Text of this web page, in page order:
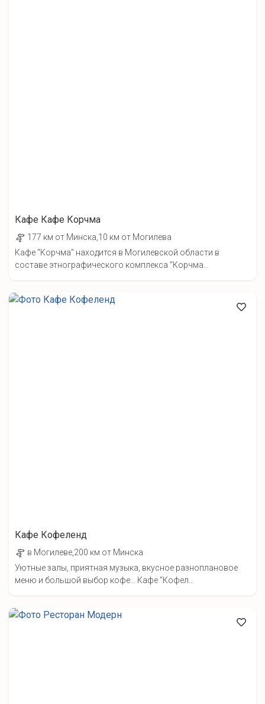
Кафе Кафе Корчма
177 км от Минска,10 км от Могилева
Кафе "Корчма" находится в Могилевской области в
составе этнографического комплекса "Корчма...
Кафе Кофеленд
в Могилеве,200 км от Минска
Уютные залы, приятная музыка, вкусное разноплановое
меню и большой выбор кофе… Кафе "Кофел...